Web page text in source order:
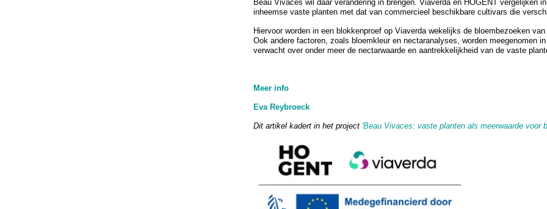
Beau Vivaces wil daar verandering in brengen. Viaverda en HOGENT vergelijken
inheemse vaste planten met dat van commercieel beschikbare cultivars die
Hiervoor worden in een blokkenproef op Viaverda wekelijks de bloembezoeken
Ook andere factoren, zoals bloemkleur en nectaranalyses, worden meegenomen
verwacht over onder meer de nectarwaarde en aantrekkelijkheid van de vaste
Meer info
Eva Reybroeck
Dit artikel kadert in het project 'Beau Vivaces: vaste planten als meerwaarde voor